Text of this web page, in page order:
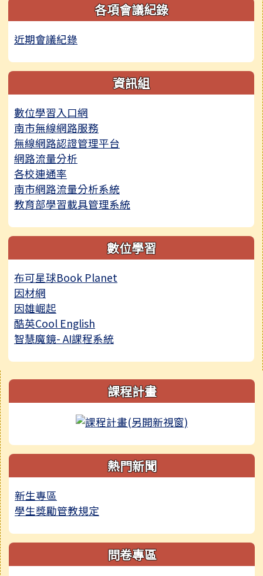
各項會議紀錄
近期會議紀錄
資訊組
數位學習入口網
南市無線網路服務
無線網路認證管理平台
網路流量分析
各校連通率
南市網路流量分析系統
教育部學習載具管理系統
數位學習
布可星球Book Planet
因材網
因雄崛起
酷英Cool English
智慧魔鏡- AI課程系統
右邊區域內容 課程計畫
熱門新聞
新生專區
學生獎勵管教規定
問卷專區